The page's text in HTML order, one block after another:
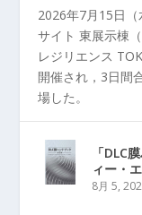
2026年7月15日
サイト 東展示棟
レジリエンス
開催され，3日間
場した。
「DLC
ィー・
8月 5,